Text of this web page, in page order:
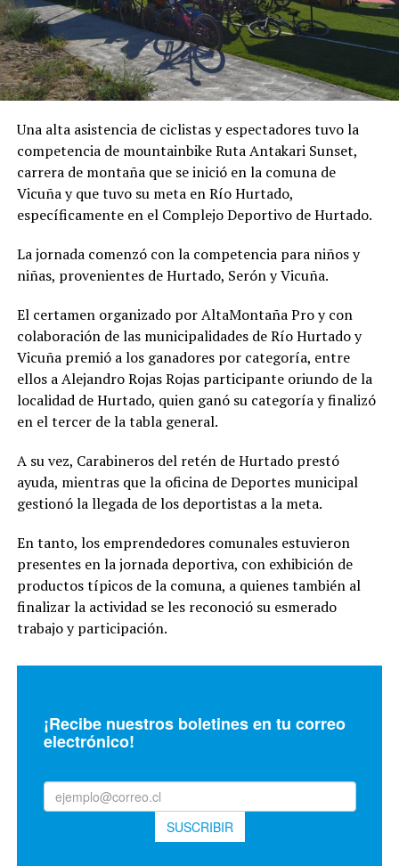
Una alta asistencia de ciclistas y espectadores tuvo la
competencia de mountainbike Ruta Antakari Sunset,
carrera de montaña que se inició en la comuna de
Vicuña y que tuvo su meta en Río Hurtado,
específicamente en el Complejo Deportivo de Hurtado.
La jornada comenzó con la competencia para niños y
niñas, provenientes de Hurtado, Serón y Vicuña.
El certamen organizado por AltaMontaña Pro y con
colaboración de las municipalidades de Río Hurtado y
Vicuña premió a los ganadores por categoría, entre
ellos a Alejandro Rojas Rojas participante oriundo de la
localidad de Hurtado, quien ganó su categoría y finalizó
en el tercer de la tabla general.
A su vez, Carabineros del retén de Hurtado prestó
ayuda, mientras que la oficina de Deportes municipal
gestionó la llegada de los deportistas a la meta.
En tanto, los emprendedores comunales estuvieron
presentes en la jornada deportiva, con exhibición de
productos típicos de la comuna, a quienes también al
finalizar la actividad se les reconoció su esmerado
trabajo y participación.